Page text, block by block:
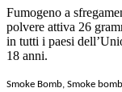
Fumogeno a
polvere attiva 26
in tutti i paesi
18 anni.
Smoke Bomb, Smoke